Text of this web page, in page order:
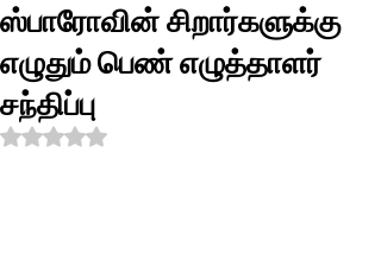
ஸ்பாரோவின் சிறார்களுக்கு
எழுதும் பெண் எழுத்தாளர்
சந்திப்பு
Rated NaN out of 5 stars.